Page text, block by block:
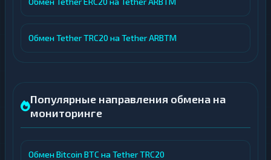
Обмен Tether TRC20 на Tether ARBTM
Популярные направления обмена на
мониторинге
Обмен Bitcoin BTC на Tether TRC20